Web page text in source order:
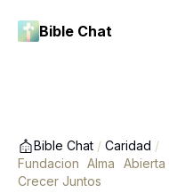
Bible Chat
Bible Chat / Caridad /
Fundacion Alma
Crecer Juntos